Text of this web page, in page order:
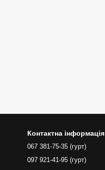
Контактна інформація
067 381-75-35 (гурт)
097 921-41-95 (гурт)